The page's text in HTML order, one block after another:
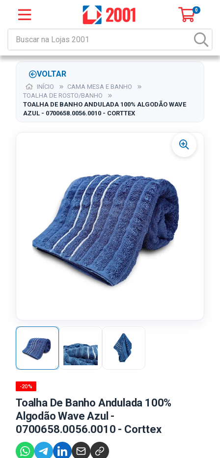
0
VOLTAR
INÍCIO
CAMA MESA E BANHO
TOALHA DE ROSTO/BANHO
TOALHA DE BANHO ANDULADA 100% ALGODÃO WAVE
AZUL - 0700658.0056.0010 - CORTTEX
-20%
Toalha De Banho Andulada 100%
Algodão Wave Azul -
0700658.0056.0010 - Corttex